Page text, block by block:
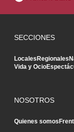
SECCIONES
LocalesRegionales
Vida y Ocio
NOSOTROS
Quienes somos